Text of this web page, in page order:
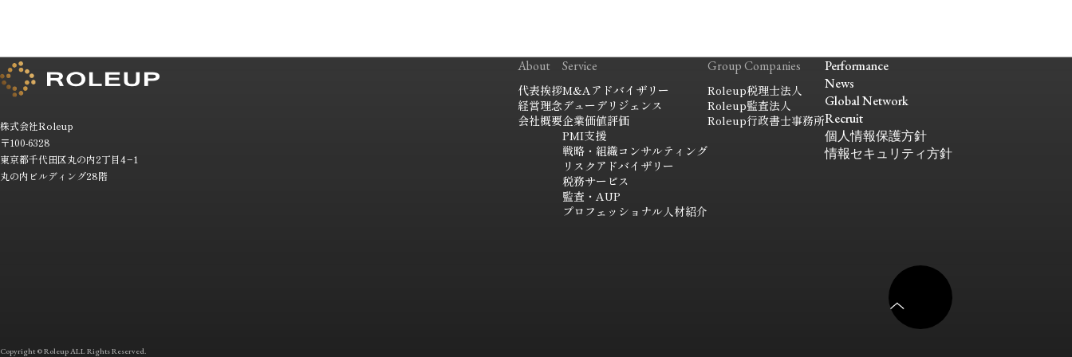
ー
株式会社Roleup
〒100-6328
東京都千代田区丸の内2丁目4−1
丸の内ビルディング28階
About
代表挨拶
経営理念
会社概要
Service
M&Aアドバイザリー
デューデリジェンス
企業価値評価
PMI支援
戦略・組織コンサルティング
リスクアドバイザリー
税務サービス
監査・AUP
プロフェッショナル人材紹介
Group Companies
Roleup税理士法人
Roleup監査法人
Roleup行政書士事務所
Performance
News
Global Network
Recruit
個人情報保護方針
情報セキュリティ方針
Copyright ©RoleupALL Rights Reserved.